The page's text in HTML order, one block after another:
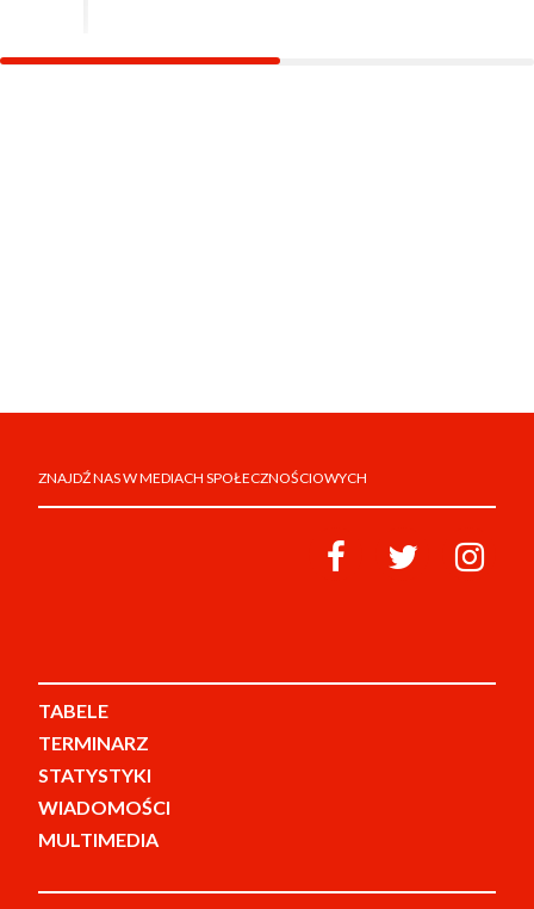
ZNAJDŹ NAS W MEDIACH SPOŁECZNOŚCIOWYCH
TABELE
TERMINARZ
STATYSTYKI
WIADOMOŚCI
MULTIMEDIA